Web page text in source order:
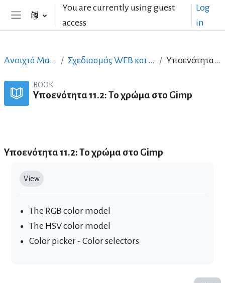
Skip to main contentYou are currently using guest
access
Log
in
Ανοιχτά Μαθήματα στα Ελληνικά Σχεδιασμός WEB και Παραγωγή Ψηφιακού Περιεχομένου Υποενότητα 11.2: Το χρώμα στο Gimp
BOOK
Υποενότητα 11.2: Το χρώμα στο Gimp
Υποενότητα 11.2: Το χρώμα στο Gimp
View
The RGB color model
The HSV color model
Color picker - Color selectors